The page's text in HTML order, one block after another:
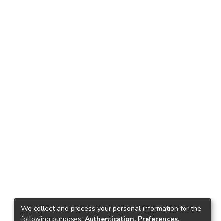
We collect and process your personal information for the
following purposes: Authentication, Preferences,